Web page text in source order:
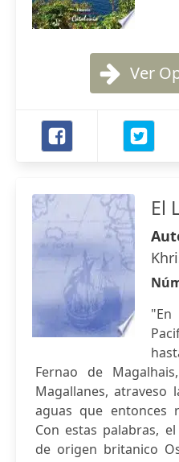
Ver
El
Fernao de
Magallanes, atraveso
aguas que entonces
Con estas palabras,
de origen britanico